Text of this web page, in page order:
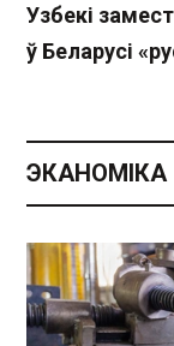
Узбекі
ў Беларусі
ЭКАНОМІКА